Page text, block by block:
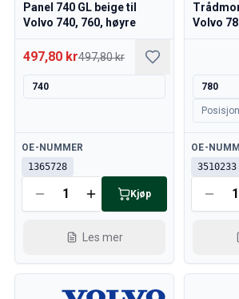
Panel 740 GL beige til
Volvo 740, 760, høyre
497,80 kr497,80 kr
740
Tilgjengelig
OE-NUMMER
1365728
Kjøp
Les mer
Volvo
780
Posisjon
Tilgjengelig
OE-
3510233